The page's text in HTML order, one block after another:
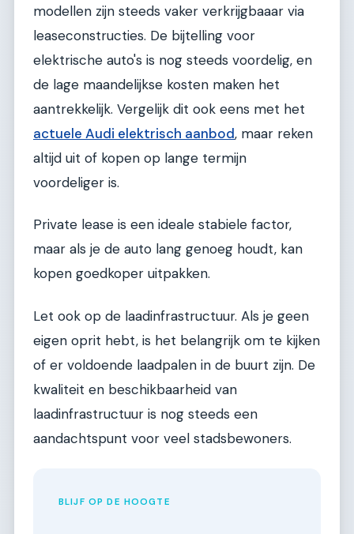
modellen zijn steeds vaker verkrijgbaaar via
leaseconstructies. De bijtelling voor
elektrische auto's is nog steeds voordelig, en
de lage maandelijkse kosten maken het
aantrekkelijk. Vergelijk dit ook eens met het
actuele Audi elektrisch aanbod, maar reken
altijd uit of kopen op lange termijn
voordeliger is.
Private lease is een ideale stabiele factor,
maar als je de auto lang genoeg houdt, kan
kopen goedkoper uitpakken.
Let ook op de laadinfrastructuur. Als je geen
eigen oprit hebt, is het belangrijk om te kijken
of er voldoende laadpalen in de buurt zijn. De
kwaliteit en beschikbaarheid van
laadinfrastructuur is nog steeds een
aandachtspunt voor veel stadsbewoners.
BLIJF OP DE HOOGTE